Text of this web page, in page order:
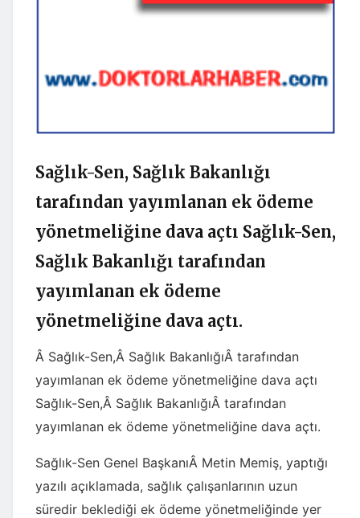
Sağlık-Sen, Sağlık Bakanlığı
tarafından yayımlanan ek ödeme
yönetmeliğine dava açtı Sağlık-Sen,
Sağlık Bakanlığı tarafından
yayımlanan ek ödeme
yönetmeliğine dava açtı.
Â Sağlık-Sen,Â Sağlık BakanlığıÂ tarafından
yayımlanan ek ödeme yönetmeliğine dava açtı
Sağlık-Sen,Â Sağlık BakanlığıÂ tarafından
yayımlanan ek ödeme yönetmeliğine dava açtı.
Sağlık-Sen Genel BaşkanıÂ Metin Memiş, yaptığı
yazılı açıklamada, sağlık çalışanlarının uzun
süredir beklediği ek ödeme yönetmeliğinde yer